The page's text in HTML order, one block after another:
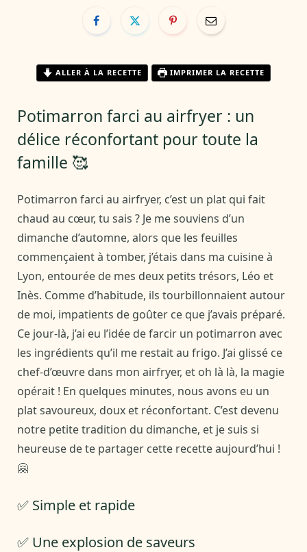
ALLER À LA RECETTE IMPRIMER LA RECETTE
Potimarron farci au airfryer : un
délice réconfortant pour toute la
famille 🥰
Potimarron farci au airfryer, c’est un plat qui fait
chaud au cœur, tu sais ? Je me souviens d’un
dimanche d’automne, alors que les feuilles
commençaient à tomber, j’étais dans ma cuisine à
Lyon, entourée de mes deux petits trésors, Léo et
Inès. Comme d’habitude, ils tourbillonnaient autour
de moi, impatients de goûter ce que j’avais préparé.
Ce jour-là, j’ai eu l’idée de farcir un potimarron avec
les ingrédients qu’il me restait au frigo. J’ai glissé ce
chef-d’œuvre dans mon airfryer, et oh là là, la magie
opérait ! En quelques minutes, nous avons eu un
plat savoureux, doux et réconfortant. C’est devenu
notre petite tradition du dimanche, et je suis si
heureuse de te partager cette recette aujourd’hui !
🤗
✅ Simple et rapide
✅ Une explosion de saveurs